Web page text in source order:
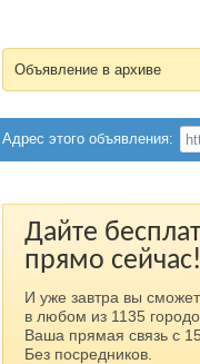
Объявление в архиве
Адрес этого объявления:
Дайте
прямо сейчас!
И уже завтра вы
в любом из 1135
Ваша прямая связь с
Без посредников.